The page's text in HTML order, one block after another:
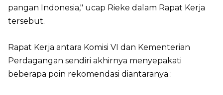
pangan Indonesia," ucap Rieke dalam Rapat Kerja
tersebut.
Rapat Kerja antara Komisi VI dan Kementerian
Perdagangan sendiri akhirnya menyepakati
beberapa poin rekomendasi diantaranya :